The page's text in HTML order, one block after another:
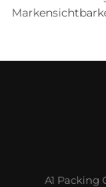
A1 Packing